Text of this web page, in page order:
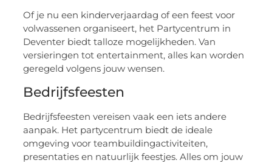
Of je nu een kinderverjaardag of een feest voor
volwassenen organiseert, het Partycentrum in
Deventer biedt talloze mogelijkheden. Van
versieringen tot entertainment, alles kan worden
geregeld volgens jouw wensen.
Bedrijfsfeesten
Bedrijfsfeesten vereisen vaak een iets andere
aanpak. Het partycentrum biedt de ideale
omgeving voor teambuildingactiviteiten,
presentaties en natuurlijk feestjes. Alles om jouw